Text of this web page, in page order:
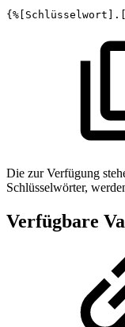
Die zur Verfügung
Schlüsselwörter,
Verfügbare